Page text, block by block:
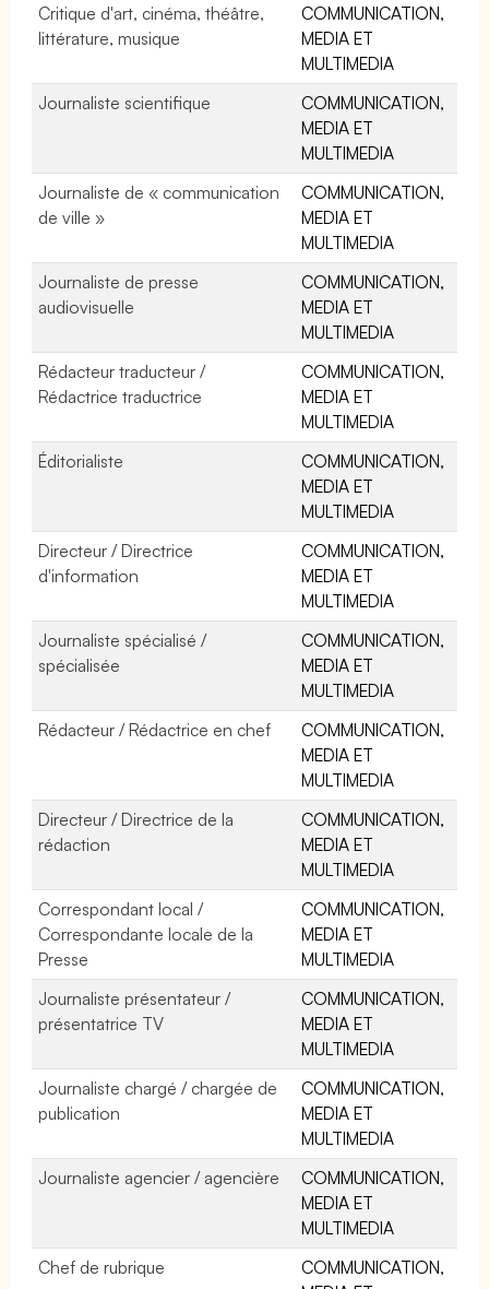
Critique d'art, cinéma, théâtre,
littérature, musique
COMMUNICATION,
MEDIA ET
MULTIMEDIA
Journaliste scientifique
COMMUNICATION,
MEDIA ET
MULTIMEDIA
Journaliste de « communication
de ville »
COMMUNICATION,
MEDIA ET
MULTIMEDIA
Journaliste de presse
audiovisuelle
COMMUNICATION,
MEDIA ET
MULTIMEDIA
Rédacteur traducteur /
Rédactrice traductrice
COMMUNICATION,
MEDIA ET
MULTIMEDIA
Éditorialiste
COMMUNICATION,
MEDIA ET
MULTIMEDIA
Directeur / Directrice
d'information
COMMUNICATION,
MEDIA ET
MULTIMEDIA
Journaliste spécialisé /
spécialisée
COMMUNICATION,
MEDIA ET
MULTIMEDIA
Rédacteur / Rédactrice en chef
COMMUNICATION,
MEDIA ET
MULTIMEDIA
Directeur / Directrice de la
rédaction
COMMUNICATION,
MEDIA ET
MULTIMEDIA
Correspondant local /
Correspondante locale de la
Presse
COMMUNICATION,
MEDIA ET
MULTIMEDIA
Journaliste présentateur /
présentatrice TV
COMMUNICATION,
MEDIA ET
MULTIMEDIA
Journaliste chargé / chargée de
publication
COMMUNICATION,
MEDIA ET
MULTIMEDIA
Journaliste agencier / agencière
COMMUNICATION,
MEDIA ET
MULTIMEDIA
Chef de rubrique
COMMUNICATION,